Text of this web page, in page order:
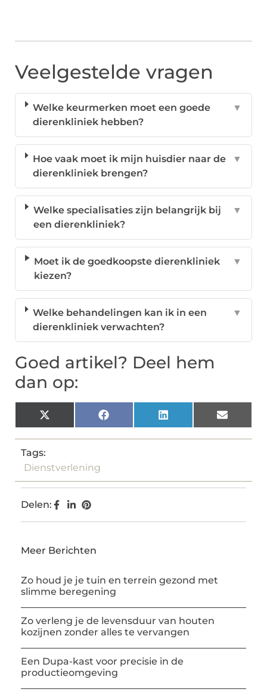
Veelgestelde vragen
Welke keurmerken moet een goede
dierenkliniek hebben?
▼
Hoe vaak moet ik mijn huisdier naar de
dierenkliniek brengen?
▼
Welke specialisaties zijn belangrijk bij
een dierenkliniek?
▼
Moet ik de goedkoopste dierenkliniek
kiezen?
▼
Welke behandelingen kan ik in een
dierenkliniek verwachten?
▼
Goed artikel? Deel hem
dan op:
X
(Twitter)
Facebook LinkedIn Email
Tags:
Dienstverlening
Delen:
Meer Berichten
Zo houd je je tuin en terrein gezond met
slimme beregening
Zo verleng je de levensduur van houten
kozijnen zonder alles te vervangen
Een Dupa-kast voor precisie in de
productieomgeving